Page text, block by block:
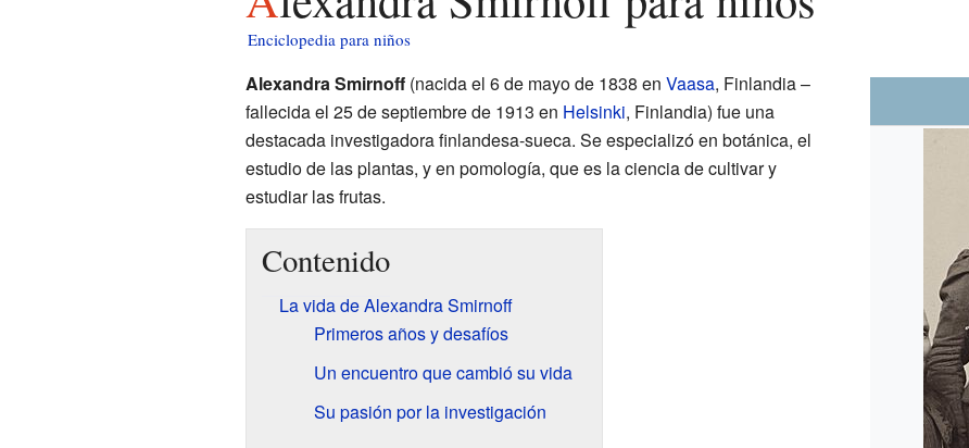
Enciclopedia para niños
Alexandra Smirnoff(nacida el 6 de mayo de 1838 en Vaasa, Finlandia –
fallecida el 25 de septiembre de 1913 en Helsinki, Finlandia) fue una
destacada investigadora finlandesa-sueca. Se especializó en botánica, el
estudio de las plantas, y en pomología, que es la ciencia de cultivar y
estudiar las frutas.
Contenido
La vida de Alexandra Smirnoff
Primeros años y desafíos
Un encuentro que cambió su vida
Su pasión por la investigación